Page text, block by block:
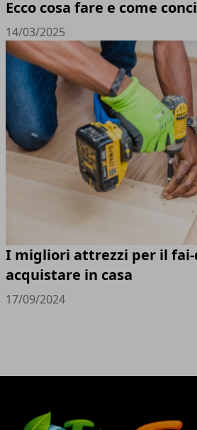
Ecco cosa fare e come
14/03/2025
I migliori attrezzi per il fai-
acquistare in casa
17/09/2024